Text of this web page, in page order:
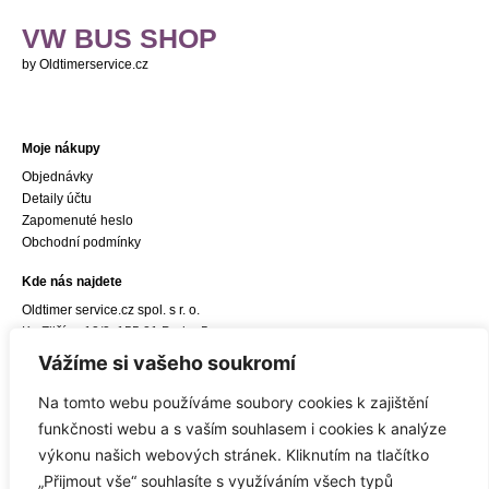
Vážíme si vašeho soukromí
Na tomto webu používáme soubory cookies k zajištění
funkčnosti webu a s vaším souhlasem i cookies k analýze
výkonu našich webových stránek. Kliknutím na tlačítko
„Přijmout vše“ souhlasíte s využíváním všech typů
VW BUS SHOP
by Oldtimerservice.cz
Moje nákupy
Objednávky
Detaily účtu
Zapomenuté heslo
Obchodní podmínky
Kde nás najdete
Oldtimer service.cz spol. s r. o.
Ke Zličínu 12/3, 155 21 Praha 5
e-mail:info@oldtimerservice.cz
Sídlo společnosti
Oldtimer service.cz spol. s r. o.
Hostivická 8/10, 155 21 Praha 5